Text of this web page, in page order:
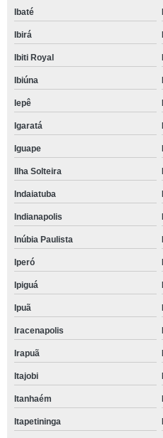
Ibaté
Ibirá
Ibiti Royal
Ibiúna
Iepê
Igaratá
Iguape
Ilha Solteira
Indaiatuba
Indianapolis
Inúbia Paulista
Iperó
Ipiguá
Ipuã
Iracenapolis
Irapuã
Itajobi
Itanhaém
Itapetininga